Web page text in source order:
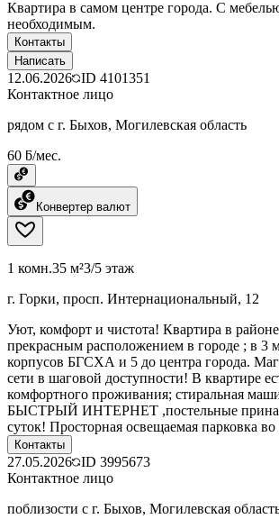
Квартира в самом центре города. С
необходимым.
Контакты
Написать
12.06.2026 ID 4101351
Контактное лицо
рядом с г. Быхов, Могилевская область
60 ƃ/мес.
Конвертер валют
1 комн.35 м²3/5 этаж
г. Горки, просп. Интернациональный, 12
Уют, комфорт и чистота! Квартира в
прекрасным расположением в городе ; в 3
корпусов БГСХА и 5 до центра города.
сети в шаговой доступности! В квартире
комфортного проживания; стиральная
БЫСТРЫЙ ИНТЕРНЕТ ,постельные
суток! Просторная освещаемая парковка
Контакты
27.05.2026 ID 3995673
Контактное лицо
поблизости с г. Быхов, Могилевская